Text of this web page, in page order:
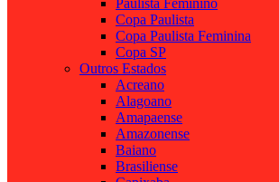
Copa Paulista
Copa Paulista Feminina
Copa SP
Outros Estados
Acreano
Alagoano
Amapaense
Amazonense
Baiano
Brasiliense